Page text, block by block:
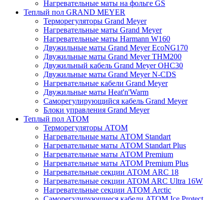
Нагревательные маты на фольге GS
Теплый пол GRAND MEYER
Терморегуляторы Grand Meyer
Нагревательные маты Grand Meyer
Нагревательные маты Harmann W160
Двужильные маты Grand Meyer EcoNG170
Двужильные маты Grand Meyer THM200
Двужильный кабель Grand Meyer OHC30
Двужильные маты Grand Meyer N-CDS
Нагревательные кабели Grand Meyer
Двужильные маты Heat'n'Warm
Саморегулирующийся кабель Grand Meyer
Блоки управления Grand Meyer
Теплый пол ATOM
Терморегуляторы АТОМ
Нагревательные маты АТОМ Standart
Нагревательные маты АТОМ Standart Plus
Нагревательные маты АТОМ Premium
Нагревательные маты АТОМ Premium Plus
Нагревательные секции АТОМ ARC 18
Нагревательные секции ATOM ARC Ultra 16W
Нагревательные секции АТОМ Arctic